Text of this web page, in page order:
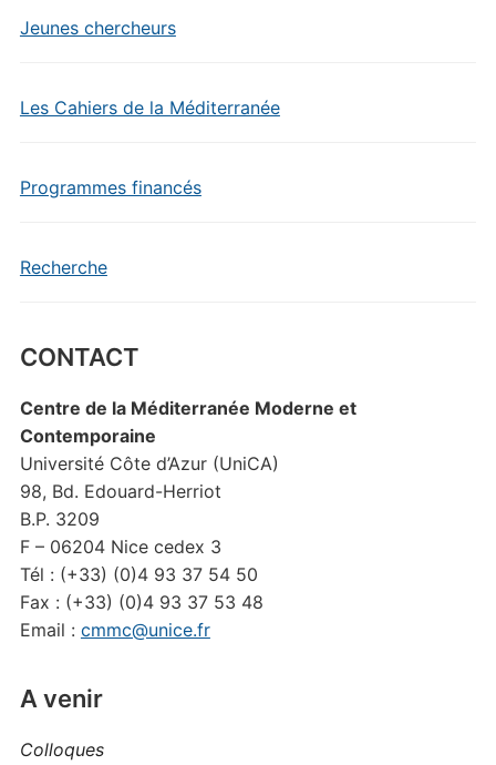
Jeunes chercheurs
Les Cahiers de la Méditerranée
Programmes financés
Recherche
CONTACT
Centre de la Méditerranée Moderne et
Contemporaine
Université Côte d’Azur (UniCA)
98, Bd. Edouard-Herriot
B.P. 3209
F – 06204 Nice cedex 3
Tél : (+33) (0)4 93 37 54 50
Fax : (+33) (0)4 93 37 53 48
Email : cmmc@unice.fr
A venir
Colloques